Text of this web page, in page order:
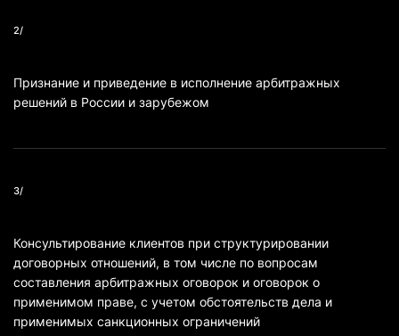
2/
Признание и приведение в исполнение арбитражных
решений в России и зарубежом
3/
Консультирование клиентов при структурировании
договорных отношений, в том числе по вопросам
составления арбитражных оговорок и оговорок о
применимом праве, с учетом обстоятельств дела и
применимых санкционных ограничений